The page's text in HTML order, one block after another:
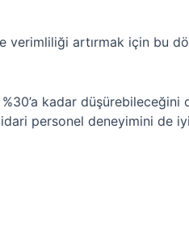
verimliliği artırmak için bu
kadar düşürebileceğini
personel deneyimini de